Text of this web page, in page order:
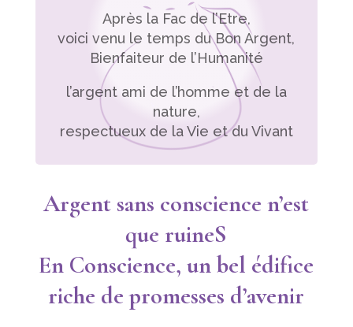
Après la Fac de l’Etre,
voici venu le temps du Bon Argent,
Bienfaiteur de l’Humanité
l’argent ami de l’homme et de la
nature,
respectueux de la Vie et du Vivant
Argent sans conscience n’est
que ruineS
En Conscience, un bel édifice
riche de promesses d’avenir